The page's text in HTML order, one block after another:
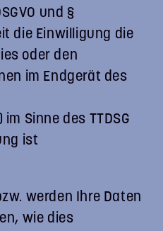
und §
die Einwilligung die
oder den
im Endgerät des
Sinne des TTDSG
ist
werden Ihre Daten
wie dies